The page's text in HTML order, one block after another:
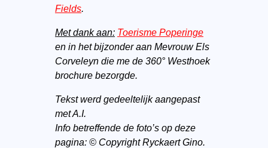
Fields.
Met dank aan: Toerisme Poperinge
en in het bijzonder aan Mevrouw Els
Corveleyn die me de 360° Westhoek
brochure bezorgde.
Tekst werd gedeeltelijk aangepast
met A.I.
Info betreffende de foto’s op deze
pagina: © Copyright Ryckaert Gino.